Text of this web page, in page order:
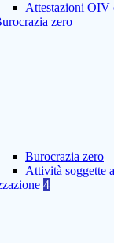
Attestazioni OIV
zero
Burocrazia zero
Attività soggette
4